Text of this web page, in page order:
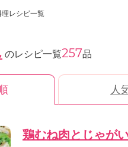
レシピ一覧
のレシピ一覧257品
人
鶏むね肉とじゃが